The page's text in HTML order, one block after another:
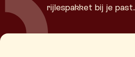
rijlespakket bij je past.